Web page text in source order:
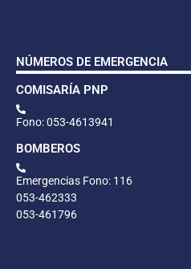
NÚMEROS DE EMERGENCIA
COMISARÍA PNP
Fono: 053-4613941
BOMBEROS
Emergencias Fono: 116
053-462333
053-461796